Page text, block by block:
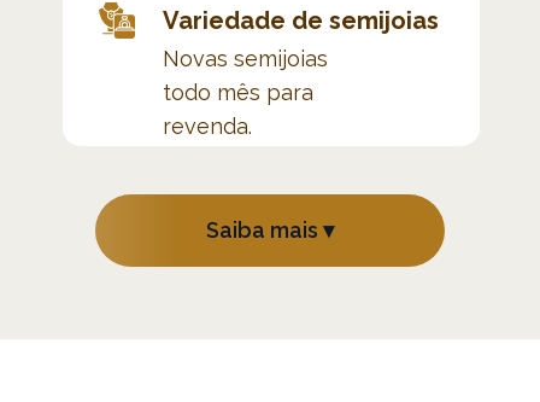
Variedade de semijoias
Novas semijoias
todo mês para
revenda.
Saiba mais ▾